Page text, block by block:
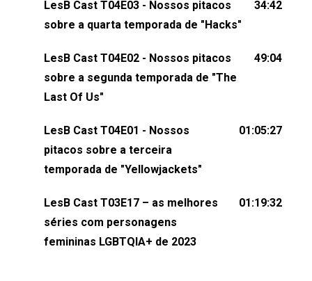
comentários, perguntas ou qualquer outra coisa,
nos envie uma mensagem pelas redes sociais ou
esqueça de visitar nosso site e também redes
sociais:Twitter: ⁠⁠⁠⁠@lesbout_br⁠⁠⁠⁠ Instagram: ⁠⁠⁠⁠@lesbout_br⁠⁠⁠⁠
(⁠⁠⁠⁠⁠⁠@KarolenPassos⁠⁠⁠⁠⁠⁠)Participação de Bruna Fentanes
(⁠⁠⁠⁠@brunarfentanes⁠⁠⁠⁠) e Pollyelly FlorêncioEdição de
Naiady Machado
LesB Cast T04E03 - Nossos pitacos
sobre a quarta temporada de "Hacks"
34:42
LesB Cast T04E02 - Nossos pitacos
sobre a segunda temporada de "The
Last Of Us"
49:04
LesB Cast T04E01 - Nossos
pitacos sobre a terceira
temporada de "Yellowjackets"
01:05:27
LesB Cast T03E17 – as melhores
séries com personagens
femininas LGBTQIA+ de 2023
01:19:32